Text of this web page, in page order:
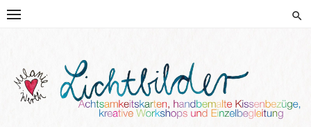
Skip
HANDGEMALTE KISSEN UND
KREATIVE BEGLEITUNG